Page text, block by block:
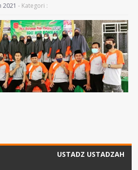
2021 - Kategori :
USTADZ USTADZAH